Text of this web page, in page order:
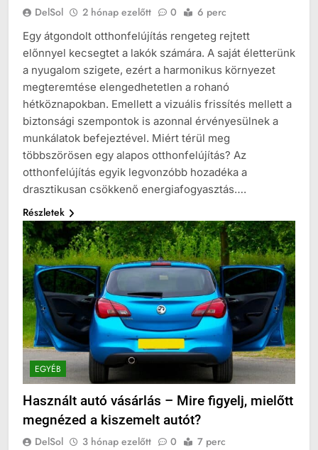
DelSol 2 hónap ezelőtt 0 6 perc
Egy átgondolt otthonfelújítás rengeteg rejtett
előnnyel kecsegtet a lakók számára. A saját életterünk
a nyugalom szigete, ezért a harmonikus környezet
megteremtése elengedhetetlen a rohanó
hétköznapokban. Emellett a vizuális frissítés mellett a
biztonsági szempontok is azonnal érvényesülnek a
munkálatok befejeztével. Miért térül meg
többszörösen egy alapos otthonfelújítás? Az
otthonfelújítás egyik legvonzóbb hozadéka a
drasztikusan csökkenő energiafogyasztás….
Részletek
EGYÉB
Használt autó vásárlás – Mire figyelj, mielőtt
megnézed a kiszemelt autót?
DelSol 3 hónap ezelőtt 0 7 perc